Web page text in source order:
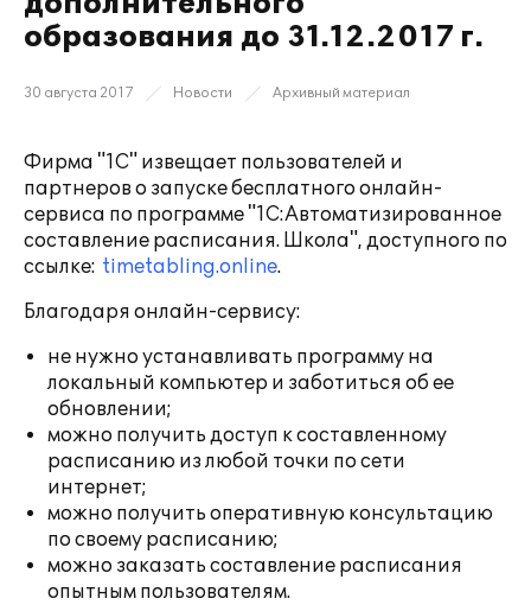
образования до 31.12.2017 г.
30 августа 2017 Новости Архивный материал
Фирма "1С" извещает пользователей и
партнеров о запуске бесплатного онлайн-
сервиса по программе "1С:Автоматизированное
составление расписания. Школа", доступного по
ссылке: timetabling.online.
Благодаря онлайн-сервису:
не нужно устанавливать программу на
локальный компьютер и заботиться об ее
обновлении;
можно получить доступ к составленному
расписанию из любой точки по сети
интернет;
можно получить оперативную консультацию
по своему расписанию;
можно заказать составление расписания
опытным пользователям.